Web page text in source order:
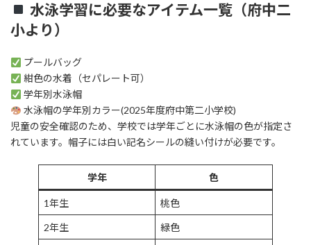
水泳学習に必要なアイテム一覧（府中二
小より）
プールバッグ
紺色の水着（セパレート可）
学年別水泳帽
水泳帽の学年別カラー(2025年度府中第二小学校)
児童の安全確認のため、学校では学年ごとに水泳帽の色が指定さ
れています。帽子には白い記名シールの縫い付けが必要です。
学年 色
1年生 桃色
2年生 緑色